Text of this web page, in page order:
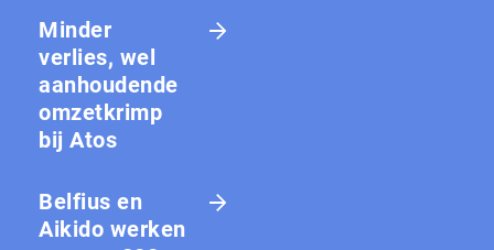
Minder
verlies, wel
aanhoudende
omzetkrimp
bij Atos
Belfius en
Aikido werken